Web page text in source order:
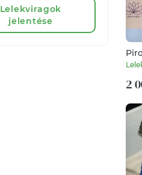
Lelekviragok
jelentése
2